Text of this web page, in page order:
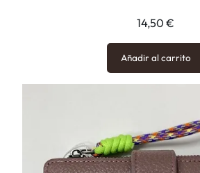
14,50 €
Añadir al carrito